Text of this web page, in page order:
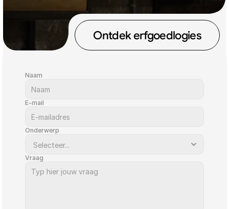
Contacteer ons
Vul onderstaand formulier in en wij komen binnen
de twee dagen hierop terug. Ontdek erfgoedlogies
Naam
E-mail
Onderwerp
Vraag